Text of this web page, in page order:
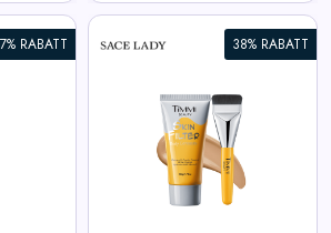
RABATT 38% RABATT
|
Deals